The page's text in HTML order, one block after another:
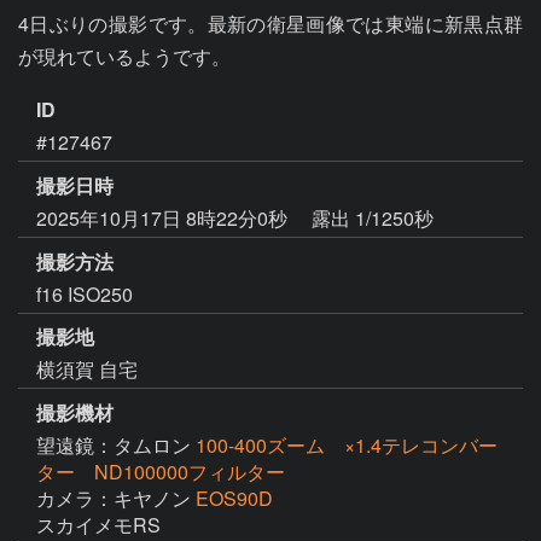
4日ぶりの撮影です。最新の衛星画像では東端に新黒点群
が現れているようです。
ID
#127467
撮影日時
2025年10月17日 8時22分0秒
露出 1/1250秒
撮影方法
f16 ISO250
撮影地
横須賀 自宅
撮影機材
望遠鏡：タムロン 100-400ズーム ×1.4テレコンバー
ター ND100000フィルター
カメラ：キヤノン EOS90D
スカイメモRS